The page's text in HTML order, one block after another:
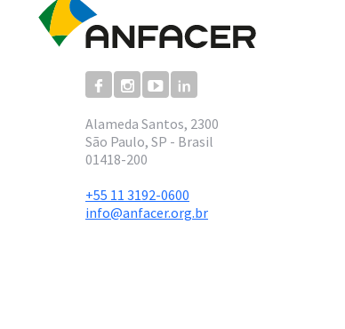
Alameda Santos, 2300
São Paulo, SP - Brasil
01418-200
+55 11 3192-0600
info@anfacer.org.br